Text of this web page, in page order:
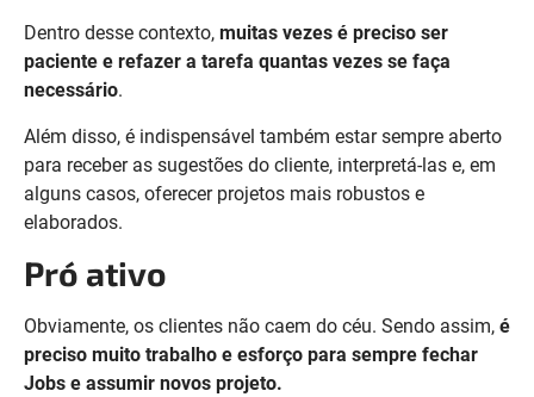
Dentro desse contexto, muitas vezes é preciso ser
paciente e refazer a tarefa quantas vezes se faça
necessário.
Além disso, é indispensável também estar sempre aberto
para receber as sugestões do cliente, interpretá-las e, em
alguns casos, oferecer projetos mais robustos e
elaborados.
Pró ativo
Obviamente, os clientes não caem do céu. Sendo assim, é
preciso muito trabalho e esforço para sempre fechar
Jobs e assumir novos projeto.